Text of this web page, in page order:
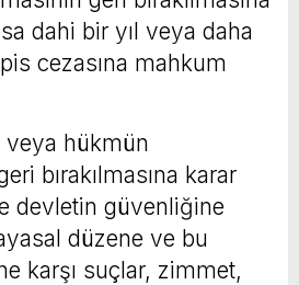
dahi bir yıl veya daha
cezasına mahkum
veya hükmün
bırakılmasına karar
devletin güvenliğine
düzene ve bu
karşı suçlar, zimmet,